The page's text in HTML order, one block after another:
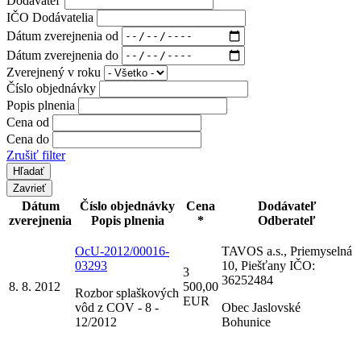
IČO Dodávatelia
Dátum zverejnenia od
Dátum zverejnenia do
Zverejnený v roku
Číslo objednávky
Popis plnenia
Cena od
Cena do
Zrušiť filter
Zavrieť
Dátum
zverejnenia
Číslo objednávky
Popis plnenia
Cena
*
Dodávateľ
Odberateľ
8. 8. 2012
OcU-2012/00016-
03293
Rozbor splaškových
vôd z COV - 8 -
12/2012
3
500,00
EUR
TAVOS a.s., Priemyselná
10, Piešťany IČO:
36252484
Obec Jaslovské
Bohunice